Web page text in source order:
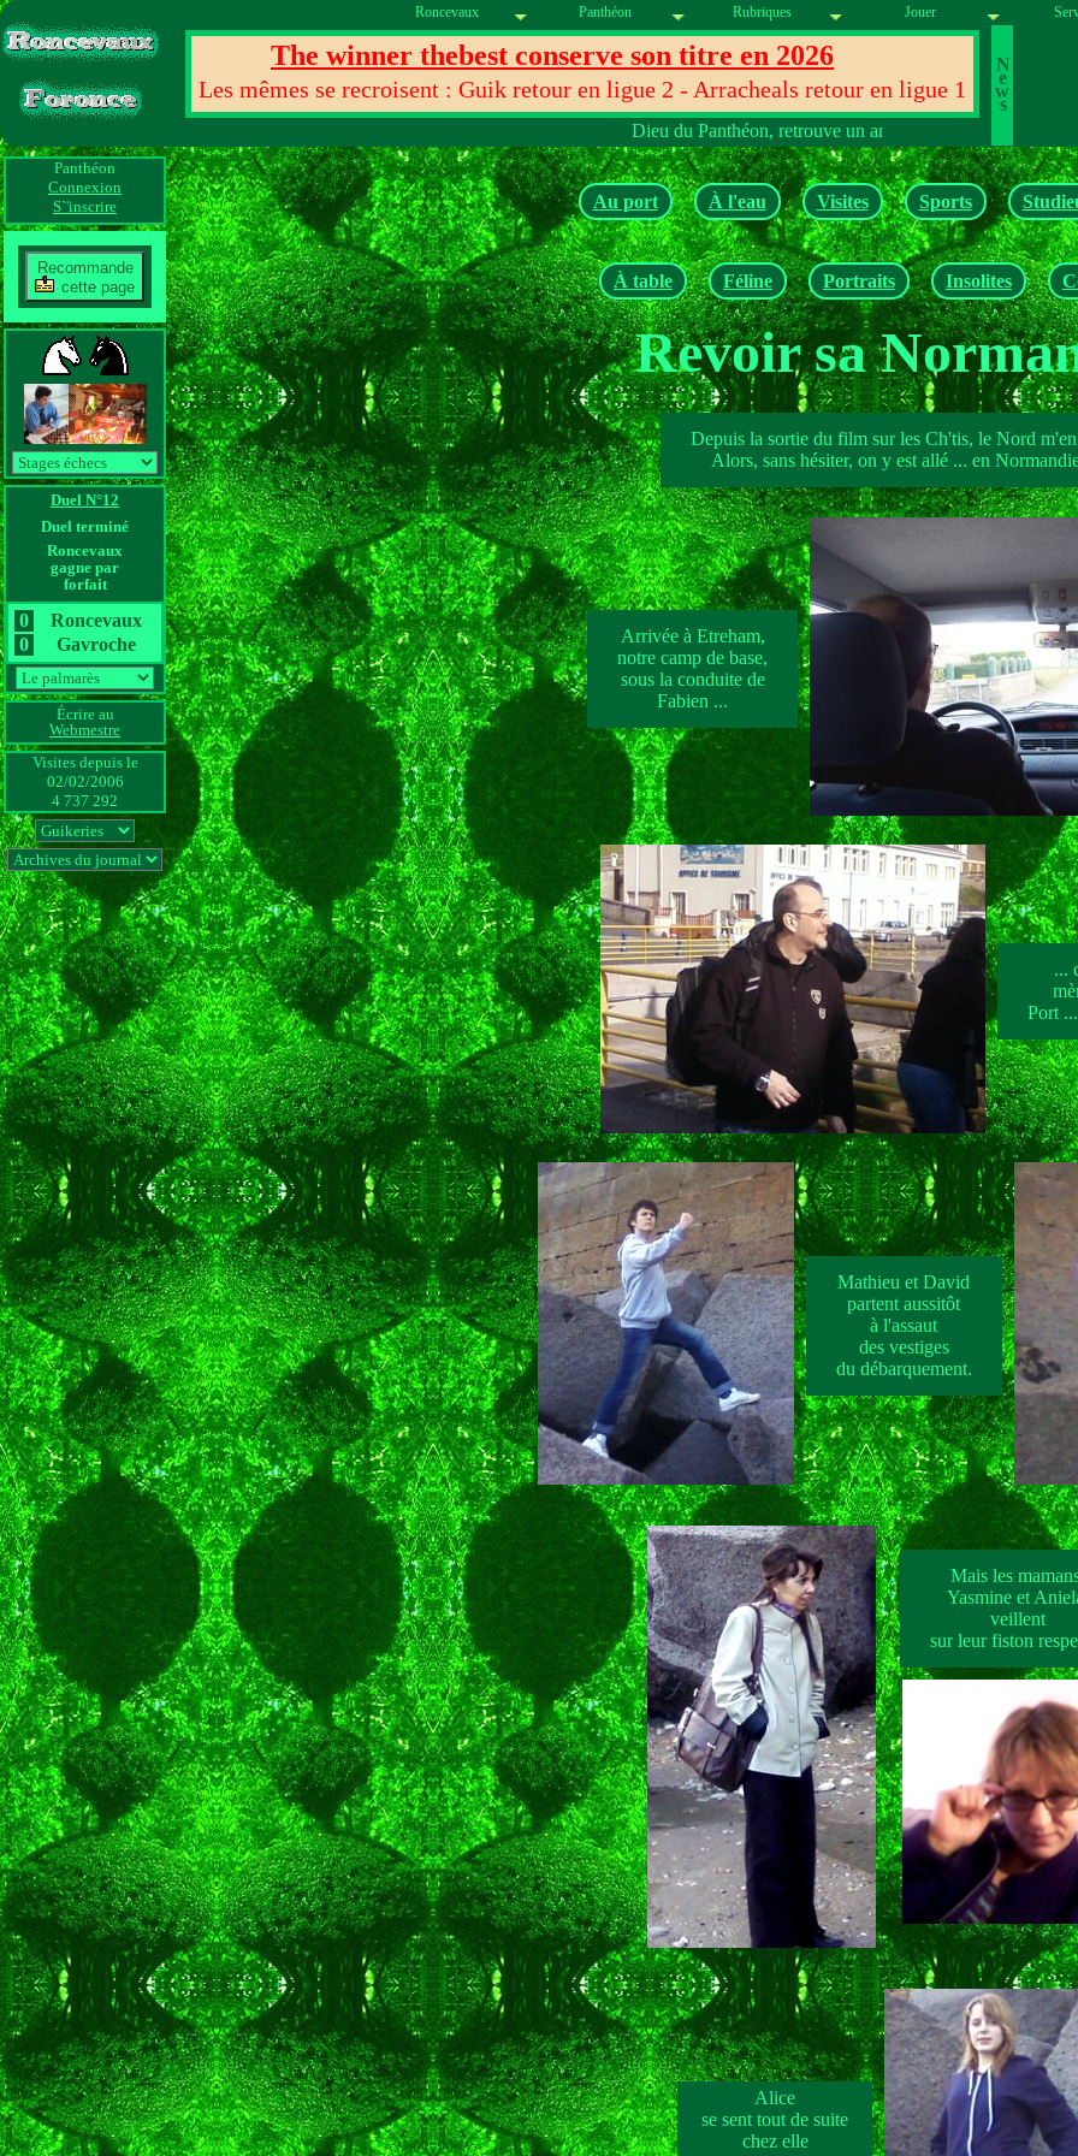
Roncevaux Panthéon Rubriques Jouer
The winner thebest conserve son titre en 2026
Les mêmes se recroisent : Guik retour en ligue 2 - Arracheals retour en ligue 1
N
e
w
s
Dieu du Panthéon, retrouve un ancien thème en le choisissant
Panthéon
Connexion
S`'inscrire
Recommande
cette page
Duel N°12
Duel terminé
Roncevaux
gagne par
forfait
0
Roncevaux
0
Gavroche
Écrire au
Webmestre
Visites depuis le
02/02/2006
4 737 292
Au port À l'eau Visites Sports
À table Féline Portraits Insolites
Revoir sa
Depuis la sortie du film sur les Ch'tis, le Nord
Alors, sans hésiter, on y est allé ... en
Arrivée à Etreham,
notre camp de base,
sous la conduite de
Fabien ...
...
Port
Mathieu et David
partent aussitôt
à l'assaut
des vestiges
du débarquement.
Mais les
Yasmine et
veillent
sur leur fiston
Alice
se sent tout de suite
chez elle